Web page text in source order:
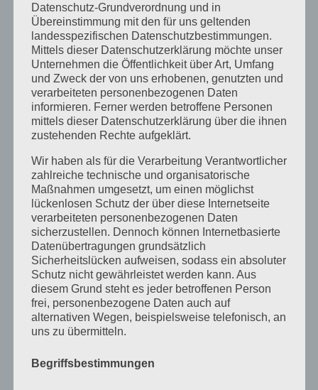
Juli 2018
Mai 2018
April 2018
August 2017
Juli 2017
Juni 2017
August 2016
Juli 2016
November 2015
September 2015
August 2015
Juli 2015
Mai 2015
April 2015
Juli 2014
Datenschutz-Grundverordnung und in
Übereinstimmung mit den für uns geltenden
landesspezifischen Datenschutzbestimmungen.
Mittels dieser Datenschutzerklärung möchte unser
Unternehmen die Öffentlichkeit über Art, Umfang
und Zweck der von uns erhobenen, genutzten und
verarbeiteten personenbezogenen Daten
informieren. Ferner werden betroffene Personen
mittels dieser Datenschutzerklärung über die ihnen
zustehenden Rechte aufgeklärt.
Wir haben als für die Verarbeitung Verantwortlicher
zahlreiche technische und organisatorische
Maßnahmen umgesetzt, um einen möglichst
lückenlosen Schutz der über diese Internetseite
verarbeiteten personenbezogenen Daten
sicherzustellen. Dennoch können Internetbasierte
Datenübertragungen grundsätzlich
Sicherheitslücken aufweisen, sodass ein absoluter
Schutz nicht gewährleistet werden kann. Aus
diesem Grund steht es jeder betroffenen Person
frei, personenbezogene Daten auch auf
alternativen Wegen, beispielsweise telefonisch, an
uns zu übermitteln.
Begriffsbestimmungen